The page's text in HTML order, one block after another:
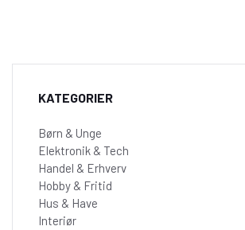
KATEGORIER
Børn & Unge
Elektronik & Tech
Handel & Erhverv
Hobby & Fritid
Hus & Have
Interiør